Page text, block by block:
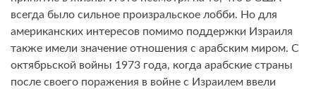
всегда было сильное произральское лобби. Но для
американских интересов помимо поддержки Израиля
также имели значение отношения с арабским миром. С
октябрьской войны 1973 года, когда арабские страны
после своего поражения в войне с Израилем ввели